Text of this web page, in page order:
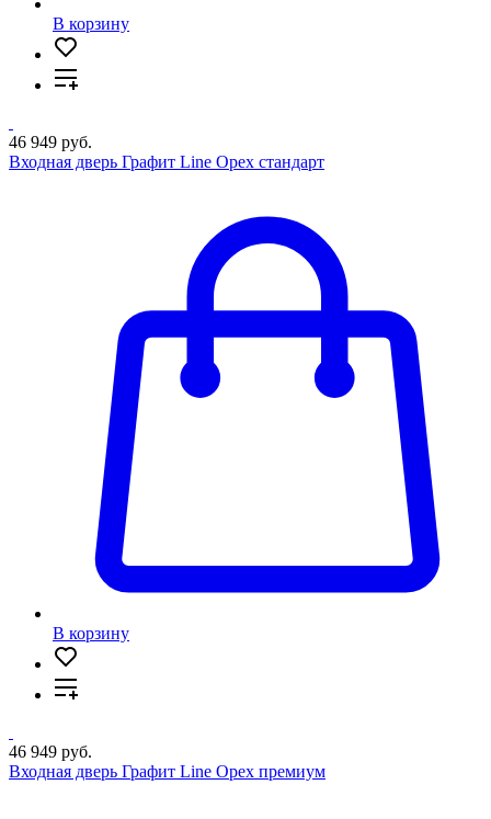
В корзину
46 949 руб.
Входная дверь Графит Line Орех стандарт
В корзину
46 949 руб.
Входная дверь Графит Line Орех премиум